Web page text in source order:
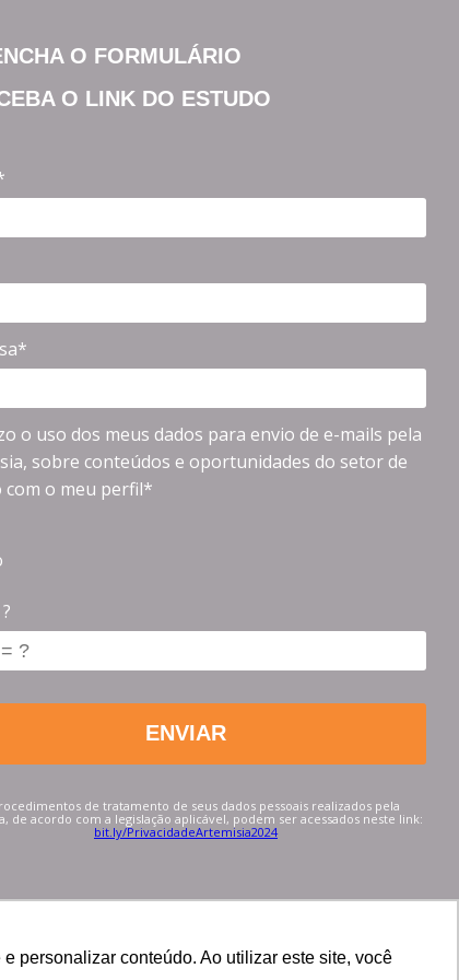
personalizar conteúdo. Ao utilizar este site, você
O FORMULÁRIO
O LINK DO ESTUDO
o uso dos meus dados para envio de e-mails pela
sobre conteúdos e oportunidades do setor de
com o meu perfil*
de tratamento de seus dados pessoais realizados pela
de acordo com a legislação aplicável, podem ser acessados neste link:
bit.ly/PrivacidadeArtemisia2024